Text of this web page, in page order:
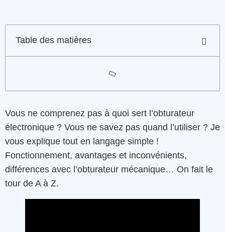
Table des matières
Vous ne comprenez pas à quoi sert l’obturateur
électronique ? Vous ne savez pas quand l’utiliser ? Je
vous explique tout en langage simple !
Fonctionnement, avantages et inconvénients,
différences avec l’obturateur mécanique… On fait le
tour de A à Z.